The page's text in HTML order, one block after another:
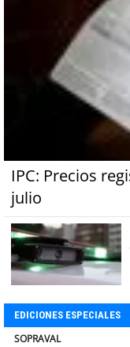
IPC: Precios
julio
EDICIONES ESPECIALES
ULTRAPORT